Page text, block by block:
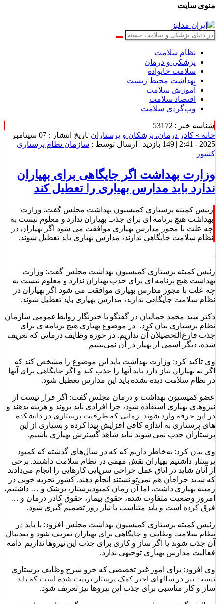
نظام سلامت
پزشکی و درمان
سلامت خانواده
بهداشت محیط زیست
آموزش سلامت
اقتصاد سلامت
شناسه خبر : 53172
خانه » کادر درمان، پزشکان و پرستاران
تاریخ انتشار : 07 سپتامبر
2025 - 2:41 |
وزارت بهداشت اگر جایگاهی برای بهیاران
ندارد باید مدارس بهیاری را تعطیل کند
رئیس کمیته پرستاری کمیسیون بهداشت مجلس گفت: وزارت
بهداشت هیچ برنامه ای برای جذب بهیاران ندارد و معلوم نیست به
چه علت با مجوز مدارس بهیاری موافقت می شود اگر بهیاران در
رئیس کمیته پرستاری کمیسیون بهداشت مجلس گفت: وزارت
بهداشت هیچ برنامه ای برای جذب بهیاران ندارد و معلوم نیست به
چه علت با مجوز مدارس بهیاری موافقت می شود اگر بهیاران در
دکتر سید محمد جمالیان در گفتگو با خبرنگار روابط‌عمومی سازمان
نظام پرستاری بیان کرد: در موضوع بهیاری هیچ برنامه‌ای برای
جذب فارغ‌التحصیلان آن نداریم. در حوزه وظایف درمانی که تعریف
وی تاکید کرد: وزارت بهداشت باید این موضوع را مشخص کند که
اگر به بهیاران نیاز دارد باید آنها را جذب کند و اگر جایگاهی برای آنها
عضو کمیسیون بهداشت و درمان مجلس گفت: اگر قرار نیست از
نیروهای بهیاری استفاده شود، چرا افرادی باید بروند و هزینه بدهند و
در این حرفه وارد شوند. زمانی که ظرفیت پرستاری در دانشکده
های پرستاری به اندازه کافی افزایش پیدا کرده و بسیاری از این
وی بیان کرد: به‌خاطر داریم که که در سال‌های گذشته که کمبود
پرستار داشتیم بهیاران نقش مهمی در نظام سلامت داشتند. برخی
از آنان شاید در اتاق عمل جراحی سرپایی کارهایی را انجام می‌دادند
که شاید جراحان هم نمی‌توانستند انجام دهند. کشور تجربه خوبی در
زمینه بهیاری داشت، اما آن زمان کمبودپرستار، پزشک و … داشتیم،
امروز وضعیت متفاوت شده، حقوق بیمار، حقوق کادر درمان و …
رئیس کمیته‌ پرستاری کمیسیون بهداشت مجلس افزود: یا باید در
نظام سلامت وظایف و جایگاهی برای بهیاران تعریف شود و به‌دنبال
آن جذب شوند یا اگر ساز و کاری برای جذب این نیروها نداریم ادامه
وی افزود: برای امور غیر تخصصی که جزو شرح وظایف پرستاری
نیست نیز در سالهای اخیر کمک پرستار تربیت شده است که باید